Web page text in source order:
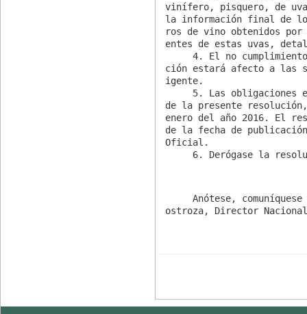
vinífero, pisquero, de uva
la información final de
ros de vino obtenidos
entes de estas uvas,
     4. El no cumplimiento de lo establecido en la presente resolu
ción estará afecto a las
igente.
de la presente
enero del año 2016. El
de la fecha de
Oficial.
6. Derógase la
     Anótese, comuníquese y publíquese.- Óscar Humberto Camacho In
ostroza, Director